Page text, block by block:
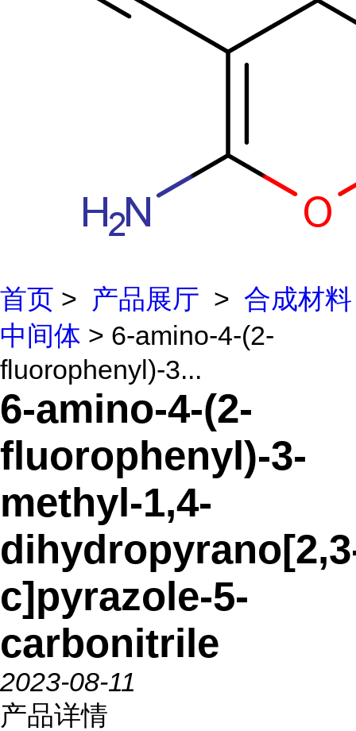
首页 > 产品展厅 > 合成材料
中间体 > 6-amino-4-(2-
fluorophenyl)-3...
6-amino-4-(2-
fluorophenyl)-3-
methyl-1,4-
c]pyrazole-5-
carbonitrile
2023-08-11
产品详情